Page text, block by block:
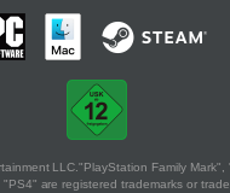
LLC."PlayStation Family
are registered trademarks or